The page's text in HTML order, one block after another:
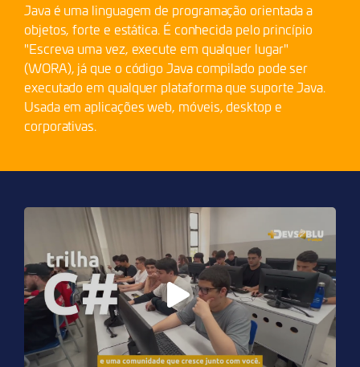
Java é uma linguagem de programação orientada a
objetos, forte e estática. É conhecida pelo princípio
"Escreva uma vez, execute em qualquer lugar"
(WORA), já que o código Java compilado pode ser
executado em qualquer plataforma que suporte Java.
Usada em aplicações web, móveis, desktop e
corporativas.